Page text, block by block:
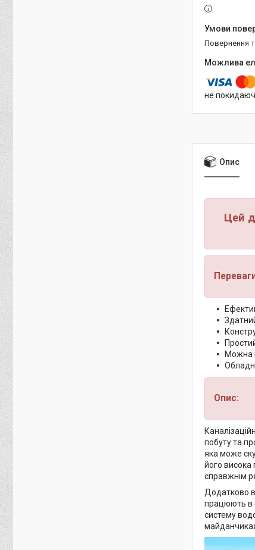
повернення
не
Опис
Цей
Можна
Опис:
побуту та
яка може
його висока
справжнім
Додатково
працюють в
систему